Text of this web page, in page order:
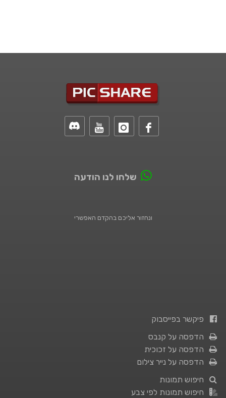
שלחו לנו הודעה
ונחזור אליכם בהקדם האפשרי
פיקשר בפייסבוק
הדפסה על קנבס
הדפסה על זכוכית
הדפסה על נייר צילום
חיפוש תמונות
חיפוש תמונות לפי צבע